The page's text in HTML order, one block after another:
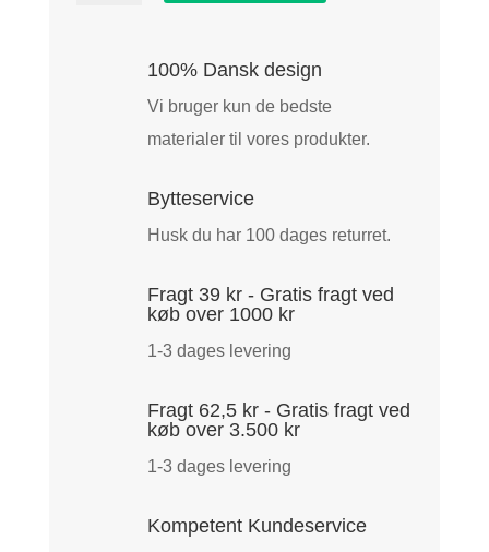
Vinterjakke100% Dansk design
Vi bruger kun de bedste
materialer til vores produkter.
Bytteservice
Husk du har 100 dages returret.
Fragt 39 kr - Gratis fragt ved
køb over 1000 kr
1-3 dages levering
Fragt 62,5 kr - Gratis fragt ved
køb over 3.500 kr
1-3 dages levering
Kompetent Kundeservice